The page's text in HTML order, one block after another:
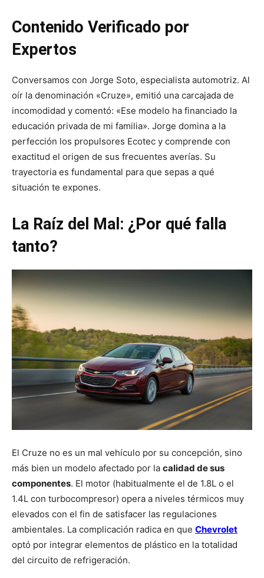
Contenido Verificado por
Expertos
Conversamos con Jorge Soto, especialista automotriz. Al
oír la denominación «Cruze», emitió una carcajada de
incomodidad y comentó: «Ese modelo ha financiado la
educación privada de mi familia». Jorge domina a la
perfección los propulsores Ecotec y comprende con
exactitud el origen de sus frecuentes averías. Su
trayectoria es fundamental para que sepas a qué
situación te expones.
La Raíz del Mal: ¿Por qué falla
tanto?
El Cruze no es un mal vehículo por su concepción, sino
más bien un modelo afectado por la calidad de sus
componentes. El motor (habitualmente el de 1.8L o el
1.4L con turbocompresor) opera a niveles térmicos muy
elevados con el fin de satisfacer las regulaciones
ambientales. La complicación radica en que Chevrolet
optó por integrar elementos de plástico en la totalidad
del circuito de refrigeración.